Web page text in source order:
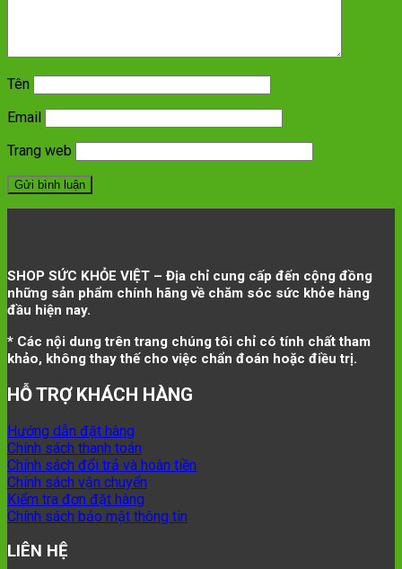
Tên
Email
Trang web
SHOP SỨC KHỎE VIỆT – Địa chỉ cung cấp đến cộng đồng
những sản phẩm chính hãng về chăm sóc sức khỏe hàng
đầu hiện nay.
* Các nội dung trên trang chúng tôi chỉ có tính chất tham
khảo, không thay thế cho việc chẩn đoán hoặc điều trị.
HỖ TRỢ KHÁCH HÀNG
Hướng dẫn đặt hàng
Chính sách thanh toán
Chính sách đổi trả và hoàn tiền
Chính sách vận chuyển
Kiểm tra đơn đặt hàng
Chính sách bảo mật thông tin
LIÊN HỆ